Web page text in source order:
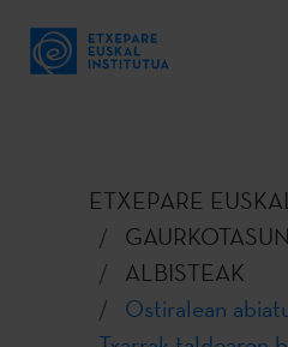
ETXEPARE
ALBISTEAK
Ostiralean